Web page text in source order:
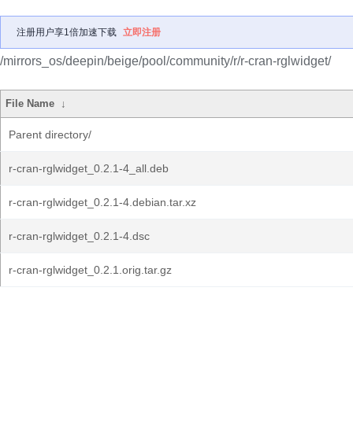
注册用户享1倍加速下载 立即注册
/mirrors_os/deepin/beige/pool/community/r/r-cran-rglwidget/
File Name ↓
Parent directory/
r-cran-rglwidget_0.2.1-4_all.deb
r-cran-rglwidget_0.2.1-4.debian.tar.xz
r-cran-rglwidget_0.2.1-4.dsc
r-cran-rglwidget_0.2.1.orig.tar.gz